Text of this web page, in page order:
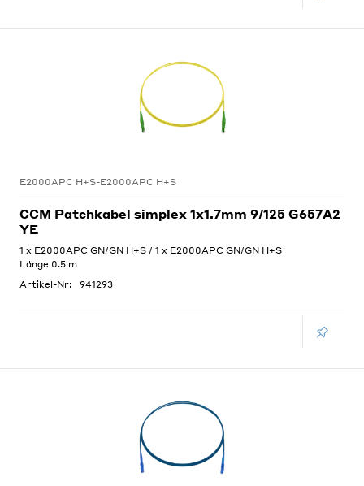
E2000APC H+S-E2000APC H+S
CCM Patchkabel simplex 1x1.7mm 9/125 G657A2
YE
1 x E2000APC GN/GN H+S / 1 x E2000APC GN/GN H+S
Länge 0.5 m
Artikel-Nr:
941293